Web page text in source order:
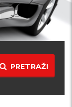
PRETRAŽI